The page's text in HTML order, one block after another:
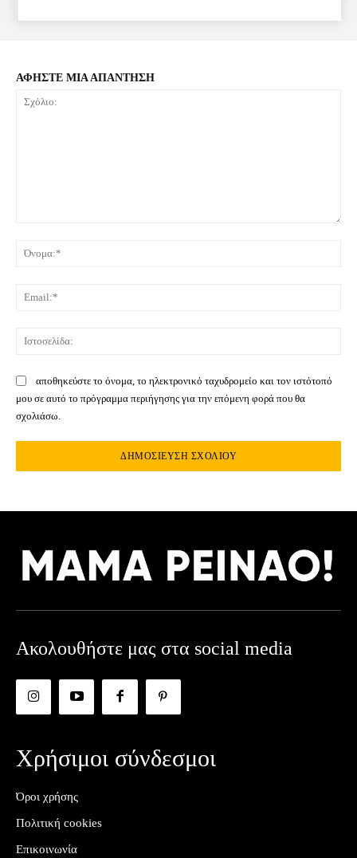
ΑΦΗΣΤΕ ΜΙΑ ΑΠΑΝΤΗΣΗ
αποθηκεύστε το όνομα, το ηλεκτρονικό ταχυδρομείο και τον ιστότοπό
μου σε αυτό το πρόγραμμα περιήγησης για την επόμενη φορά που θα
σχολιάσω.
Ακολουθήστε μας στα social media
Χρήσιμοι σύνδεσμοι
Όροι χρήσης
Πολιτική cookies
Επικοινωνία